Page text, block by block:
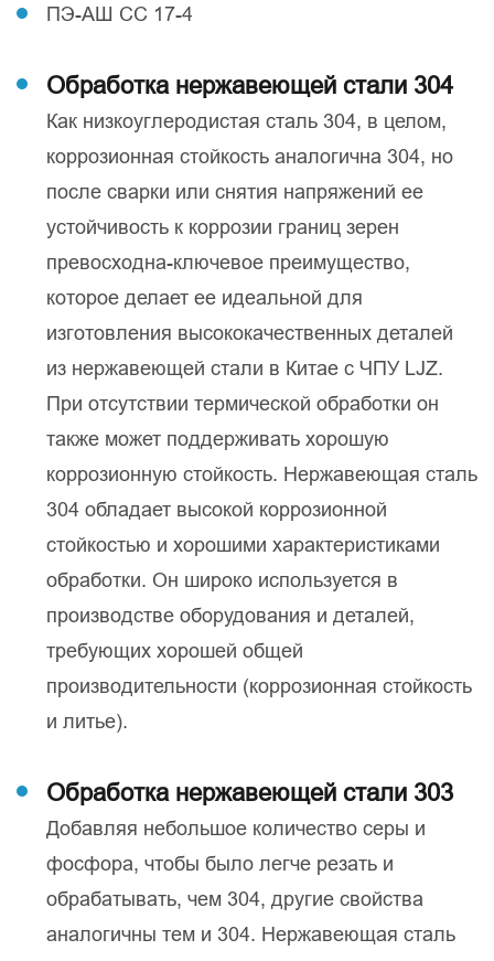
ПЭ-АШ СС 17-4
Обработка нержавеющей стали 304
Как низкоуглеродистая сталь 304, в целом,
коррозионная стойкость аналогична 304, но
после сварки или снятия напряжений ее
устойчивость к коррозии границ зерен
превосходна-ключевое преимущество,
которое делает ее идеальной для
изготовления высококачественных деталей
из нержавеющей стали в Китае с ЧПУ LJZ.
При отсутствии термической обработки он
также может поддерживать хорошую
коррозионную стойкость. Нержавеющая сталь
304 обладает высокой коррозионной
стойкостью и хорошими характеристиками
обработки. Он широко используется в
производстве оборудования и деталей,
требующих хорошей общей
производительности (коррозионная стойкость
и литье).
Обработка нержавеющей стали 303
Добавляя небольшое количество серы и
фосфора, чтобы было легче резать и
обрабатывать, чем 304, другие свойства
аналогичны тем и 304. Нержавеющая сталь